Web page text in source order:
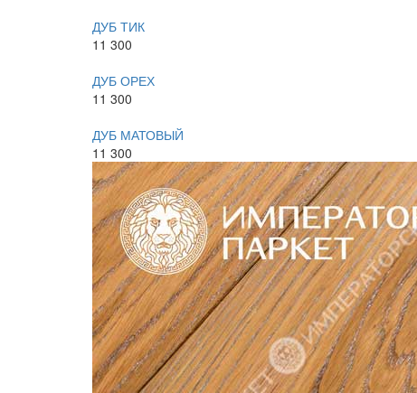
ДУБ ТИК
11 300
ДУБ ОРЕХ
11 300
ДУБ МАТОВЫЙ
11 300